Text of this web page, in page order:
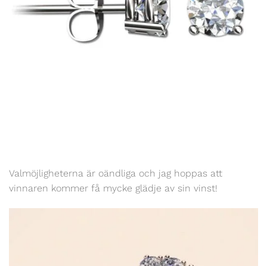
Valmöjligheterna är oändliga och jag hoppas att
vinnaren kommer få mycke glädje av sin vinst!